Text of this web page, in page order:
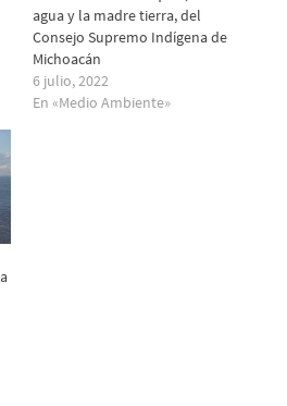
agua y la madre tierra, del
Consejo Supremo Indígena de
Michoacán
6 julio, 2022
En «Medio Ambiente»